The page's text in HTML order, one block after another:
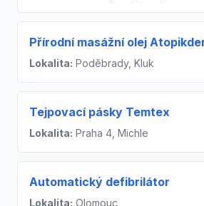
Přírodní masážní olej
Lokalita: Poděbrady, Kluk
Tejpovací pásky Temtex
Lokalita: Praha 4, Michle
Automatický defibrilátor
Lokalita: Olomouc